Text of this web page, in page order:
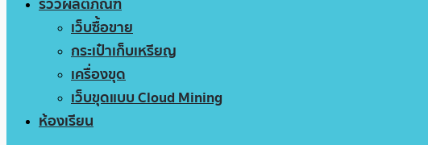
เว็บซื้อขาย
กระเป๋าเก็บเหรียญ
เครื่องขุด
เว็บขุดแบบ Cloud Mining
ห้องเรียน